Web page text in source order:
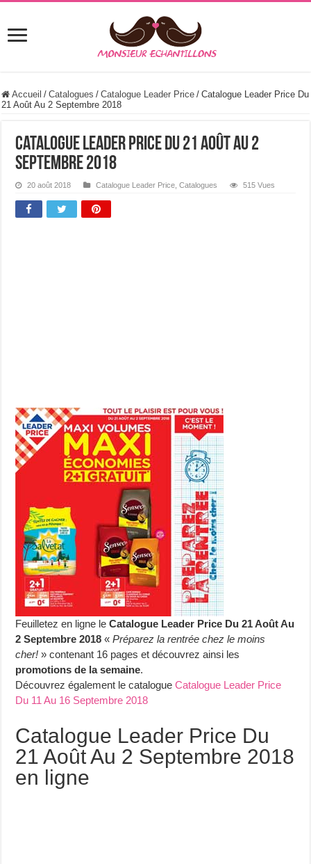
Accueil / Catalogues / Catalogue Leader Price / Catalogue Leader Price Du
21 Août Au 2 Septembre 2018
Catalogue Leader Price Du 21 Août Au 2
Septembre 2018
20 août 2018 Catalogue Leader Price ,Catalogues 515 Vues
Feuilletez en ligne leCatalogue Leader Price Du 21 Août Au
2 Septembre 2018 «Préparez la rentrée chez le moins
cher! » contenant 16 pages et découvrez ainsi les
promotions de la semaine.
Découvrez également le catalogueCatalogue Leader Price
Du 11 Au 16 Septembre 2018
Catalogue Leader Price Du
21 Août Au 2 Septembre 2018
en ligne